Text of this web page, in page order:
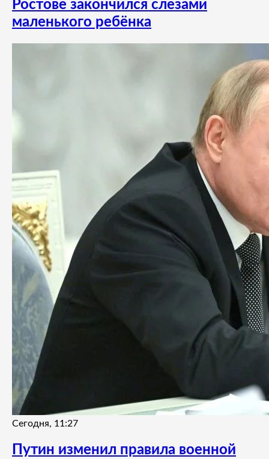
Ростове закончился слезами
маленького ребёнка
Сегодня, 11:27
Путин изменил правила военной